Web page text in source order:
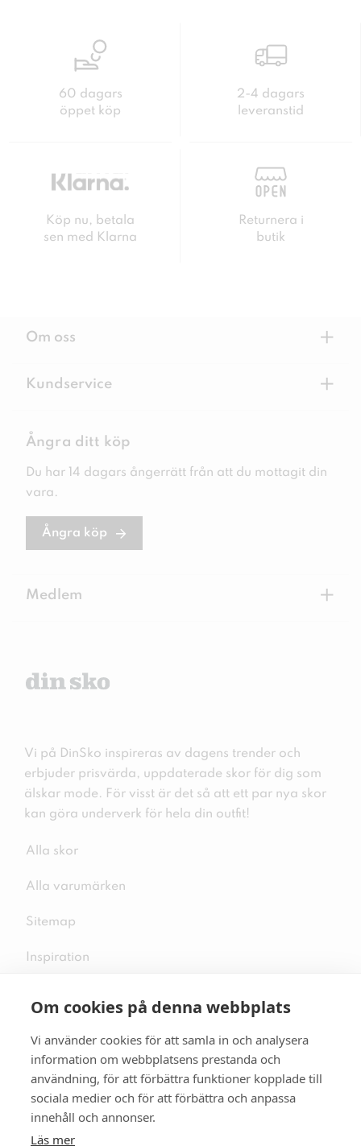
Om cookies på denna webbplats
Vi använder cookies för att samla in och analysera
information om webbplatsens prestanda och
användning, för att förbättra funktioner kopplade till
sociala medier och för att förbättra och anpassa
innehåll och annonser.
Läs mer
60 dagars
öppet köp
2-4 dagars
leveranstid
Köp nu, betala
sen med Klarna
Returnera i
butik
Om oss +
Kundservice +
Ångra ditt köp
Du har 14 dagars ångerrätt från att du mottagit din
vara.
Ångra köp
Medlem +
Vi på DinSko inspireras av dagens trender och
erbjuder prisvärda, uppdaterade skor för dig som
älskar mode. För visst är det så att ett par nya skor
kan göra underverk för hela din outfit!
Alla skor
Alla varumärken
Sitemap
Inspiration
Följ oss på sociala medier
Se mer skor: skopunkten.se